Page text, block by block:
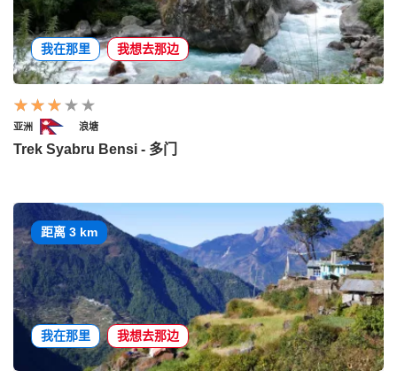
我在那里 我想去那边
亚洲 浪塘
Trek Syabru Bensi - 多门
距离 3 km
我在那里 我想去那边